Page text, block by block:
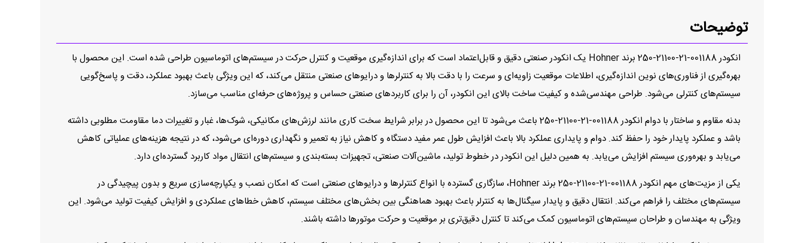
توضیحات
انکودر 001188-21-21100-250 برند Hohner یک انکودر صنعتی دقیق و قابل‌اعتماد است که برای اندازه‌گیری موقعیت و کنترل حرکت در سیستم‌های اتوماسیون طراحی شده است. این محصول با
بهره‌گیری از فناوری‌های نوین اندازه‌گیری، اطلاعات موقعیت زاویه‌ای و سرعت را با دقت بالا به کنترلرها و درایوهای صنعتی منتقل می‌کند، که این ویژگی باعث بهبود عملکرد، دقت و پاسخ‌گویی
سیستم‌های کنترلی می‌شود. طراحی مهندسی‌شده و کیفیت ساخت بالای این انکودر، آن را برای کاربردهای صنعتی حساس و پروژه‌های حرفه‌ای مناسب می‌سازد.
بدنه مقاوم و ساختار با دوام انکودر 001188-21-21100-250 باعث می‌شود تا این محصول در برابر شرایط سخت کاری مانند لرزش‌های مکانیکی، شوک‌ها، غبار و تغییرات دما مقاومت مطلوبی داشته
باشد و عملکرد پایدار خود را حفظ کند. دوام و پایداری عملکرد بالا باعث افزایش طول عمر مفید دستگاه و کاهش نیاز به تعمیر و نگهداری دوره‌ای می‌شود، که در نتیجه هزینه‌های عملیاتی کاهش
می‌یابد و بهره‌وری سیستم افزایش می‌یابد. به همین دلیل این انکودر در خطوط تولید، ماشین‌آلات صنعتی، تجهیزات بسته‌بندی و سیستم‌های انتقال مواد کاربرد گسترده‌ای دارد.
یکی از مزیت‌های مهم انکودر 001188-21-21100-250 برند Hohner، سازگاری گسترده با انواع کنترلرها و درایوهای صنعتی است که امکان نصب و یکپارچه‌سازی سریع و بدون پیچیدگی در
سیستم‌های مختلف را فراهم می‌کند. انتقال دقیق و پایدار سیگنال‌ها به کنترلر باعث بهبود هماهنگی بین بخش‌های مختلف سیستم، کاهش خطاهای عملکردی و افزایش کیفیت تولید می‌شود. این
ویژگی به مهندسان و طراحان سیستم‌های اتوماسیون کمک می‌کند تا کنترل دقیق‌تری بر موقعیت و حرکت موتورها داشته باشند.